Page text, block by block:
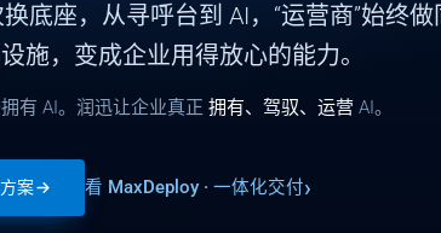
底座，从寻呼台到 AI，“运营商”始终
施，变成企业用得放心的能力。
有 AI。润迅让企业真正 拥有、驾驭、运营 AI。
案 看 MaxDeploy · 一体化交付